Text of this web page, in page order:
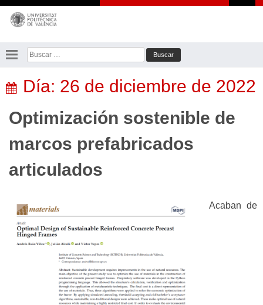
Saltar
contenido
Buscar:
Día: 26 de diciembre de 2022
Optimización sostenible de
marcos prefabricados
articulados
Acaban de